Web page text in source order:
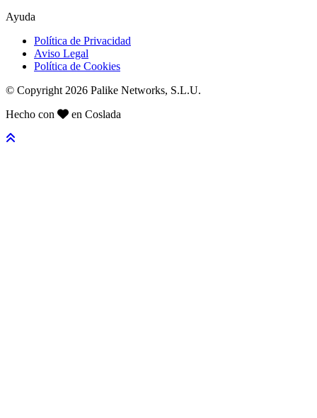
Ayuda
Política de Privacidad
Aviso Legal
Política de Cookies
© Copyright 2026 Palike Networks, S.L.U.
Hecho con
en Coslada